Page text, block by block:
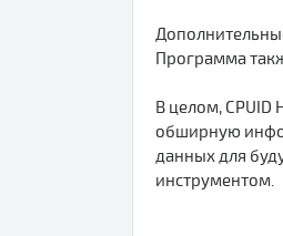
Программа
В целом,
обширную
данных для
инструментом.